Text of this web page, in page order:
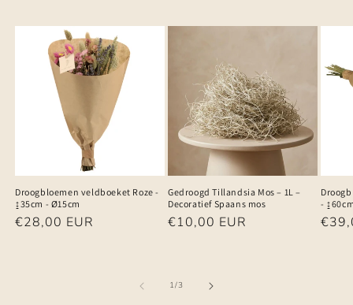
Droogbloemen veldboeket Roze -
↨35cm - Ø15cm
Normale
€28,00 EUR
Gedroogd Tillandsia Mos – 1L –
Decoratief Spaans mos
Normale
€10,00 EUR
-
1/van
3